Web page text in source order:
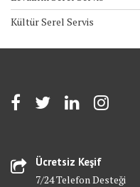
Kültür Serel Servis
Ücretsiz Keşif
7/24 Telefon Desteği